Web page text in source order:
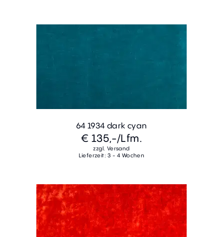
64 1934 dark cyan
€ 135,-/Lfm.
zzgl. Versand
Lieferzeit: 3 - 4 Wochen